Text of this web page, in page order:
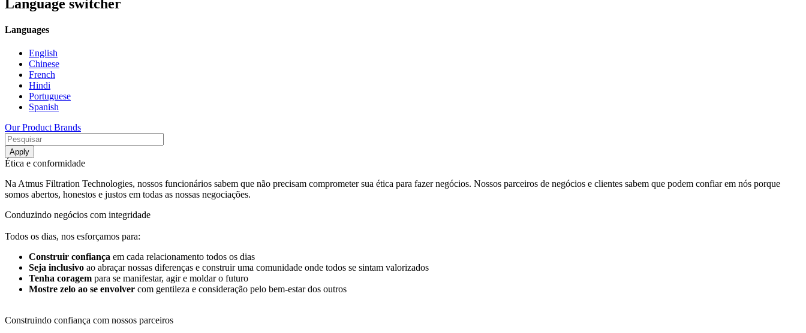
Language switcher
Languages
English
Chinese
French
Hindi
Portuguese
Spanish
Our Product Brands
Ética e conformidade
Na Atmus Filtration Technologies, nossos funcionários sabem que não precisam comprometer sua ética para fazer negócios. Nossos parceiros de negócios e clientes sabem que podem confiar em nós porque
somos abertos, honestos e justos em todas as nossas negociações.
Conduzindo negócios com integridade
Todos os dias, nos esforçamos para:
Construir confiança em cada relacionamento todos os dias
Seja inclusivo ao abraçar nossas diferenças e construir uma comunidade onde todos se sintam valorizados
Tenha coragem para se manifestar, agir e moldar o futuro
Mostre zelo ao se envolver com gentileza e consideração pelo bem-estar dos outros
Construindo confiança com nossos parceiros